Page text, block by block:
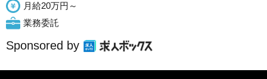
月給20万円～
業務委託
Sponsored by